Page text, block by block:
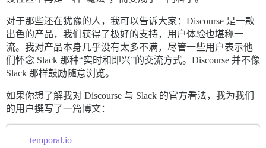
对于那些还在犹豫的人，我可以告诉大家：Discourse 是一款
出色的产品，我们获得了极好的支持，用户体验也堪称一
流。我对产品本身几乎没有太多不满，尽管一些用户表示他
们怀念 Slack 那种“实时和即兴”的交流方式。Discourse 并不像
Slack 那样鼓励随意浏览。
如果你想了解我对 Discourse 与 Slack 的官方看法，我为我们
的用户撰写了一篇博文：
temporal.io